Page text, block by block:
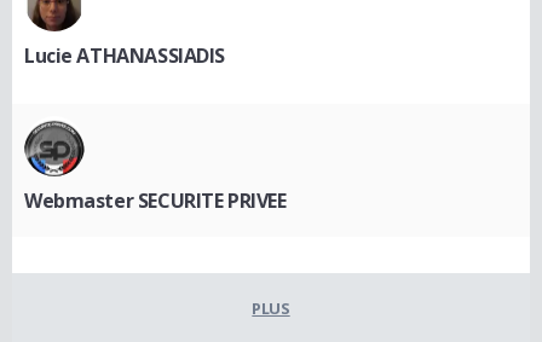
Lucie ATHANASSIADIS
Webmaster SECURITE PRIVEE
PLUS